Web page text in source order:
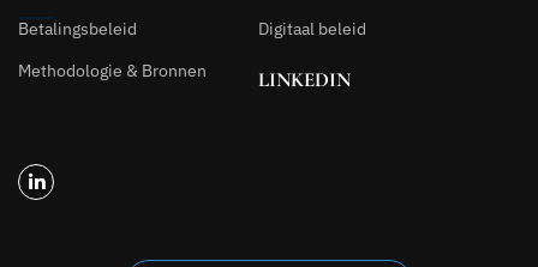
Betalingsbeleid
Digitaal beleid
Methodologie & Bronnen
LINKEDIN